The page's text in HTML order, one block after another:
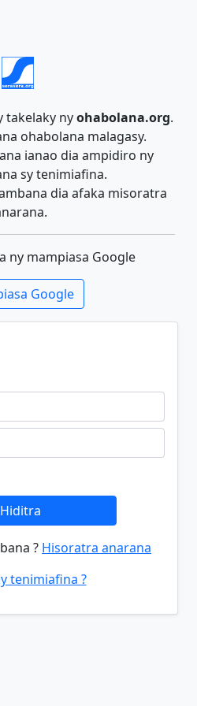
takelaky nyohabolana.org.
ohabolana malagasy.
ianao dia ampidiro ny
sy tenimiafina.
dia afaka misoratra
ny mampiasa Google
Google
Hiditra
? Hisoratra anarana
tenimiafina ?